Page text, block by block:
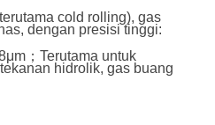
cold rolling), gas
dengan presisi tinggi:
；Terutama untuk
hidrolik, gas buang